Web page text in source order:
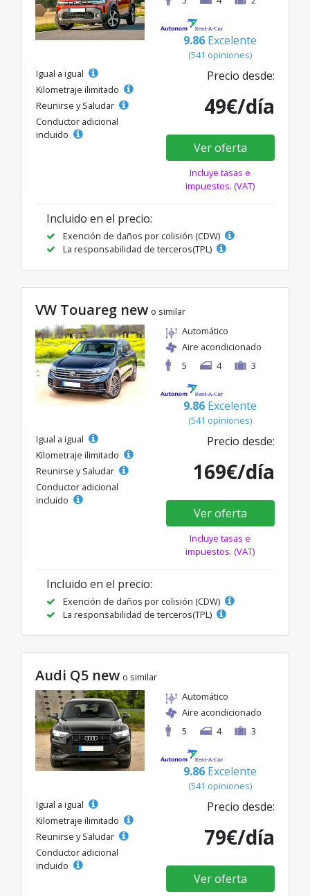
9.86 Excelente
(541 opiniones)
Igual a igual
Kilometraje ilimitado
Reunirse y Saludar
Conductor adicional
incluido
Precio desde:
49€/día
Ver oferta
Incluye tasas e
impuestos. (VAT)
Incluido en el precio:
Exención de daños por colisión (CDW)
La responsabilidad de terceros(TPL)
VW Touareg new o similar
Automático
Aire acondicionado
5
4 3
9.86 Excelente
(541 opiniones)
Igual a igual
Kilometraje ilimitado
Reunirse y Saludar
Conductor adicional
incluido
Precio desde:
169€/día
Ver oferta
Incluye tasas e
impuestos. (VAT)
Incluido en el precio:
Exención de daños por colisión (CDW)
La responsabilidad de terceros(TPL)
Audi Q5 new o similar
Automático
Aire acondicionado
5
4 3
9.86 Excelente
(541 opiniones)
Igual a igual
Kilometraje ilimitado
Reunirse y Saludar
Conductor adicional
incluido
Precio desde:
79€/día
Ver oferta